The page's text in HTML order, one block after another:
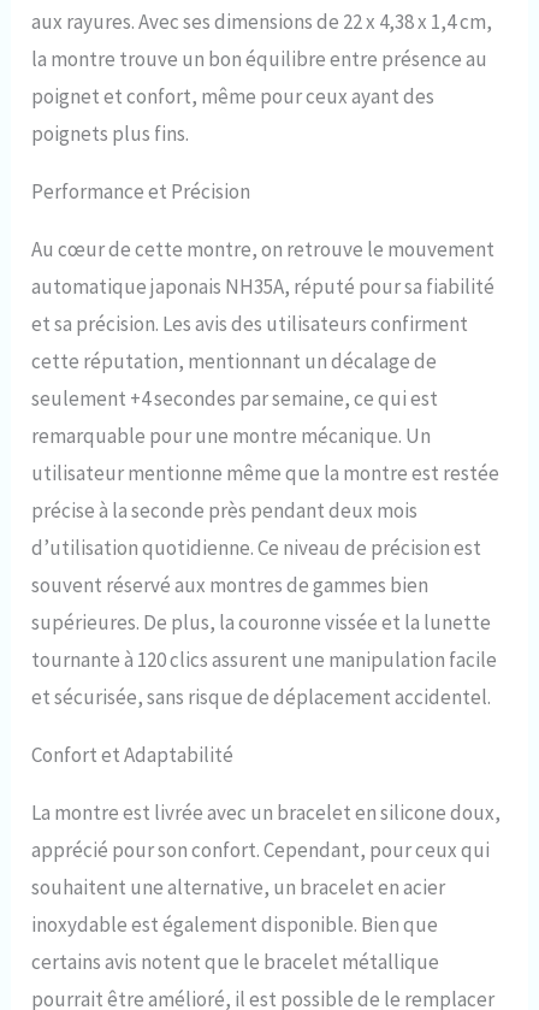
d'énergie de 41 heures,
remontage automatique
bidirectionnel, avec fonction
d'arrêt à la seconde. [Taille de la
montre] : 20 mm de large, 47,2
(verre et boîtier compris),
18 mm, plusieurs micro-trous,
vous pouvez rapidement
ajuster la longueur du bracelet.
[Caractéristiques de la montre] :
bleu océan profond, bracelet en
acier et boucle déployante à
double fermeture, lunette
tournante unidirectionnelle,
couronne vissée, verre saphir,
BGW9, mouvement mécanique
japonais NH35A. [Rétro-
BGW9, aiguilles et graduations
lumineuses bleues, s'allument
l'obscurité, excellente lumière,
une superbe montre analogique
aux rayures. Avec ses dimensions de 22 x 4,38 x 1,4 cm,
la montre trouve un bon équilibre entre présence au
poignet et confort, même pour ceux ayant des
poignets plus fins.
Performance et Précision
Au cœur de cette montre, on retrouve le mouvement
automatique japonais NH35A, réputé pour sa fiabilité
et sa précision. Les avis des utilisateurs confirment
cette réputation, mentionnant un décalage de
seulement +4 secondes par semaine, ce qui est
remarquable pour une montre mécanique. Un
utilisateur mentionne même que la montre est restée
précise à la seconde près pendant deux mois
d’utilisation quotidienne. Ce niveau de précision est
souvent réservé aux montres de gammes bien
supérieures. De plus, la couronne vissée et la lunette
tournante à 120 clics assurent une manipulation facile
et sécurisée, sans risque de déplacement accidentel.
Confort et Adaptabilité
La montre est livrée avec un bracelet en silicone doux,
apprécié pour son confort. Cependant, pour ceux qui
souhaitent une alternative, un bracelet en acier
inoxydable est également disponible. Bien que
certains avis notent que le bracelet métallique
pourrait être amélioré, il est possible de le remplacer